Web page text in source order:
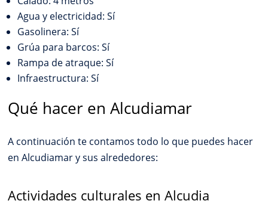
Agua y electricidad: Sí
Gasolinera: Sí
Grúa para barcos: Sí
Rampa de atraque: Sí
Infraestructura: Sí
Qué hacer en Alcudiamar
A continuación te contamos todo lo que puedes hacer
en Alcudiamar y sus alrededores:
Actividades culturales en Alcudia